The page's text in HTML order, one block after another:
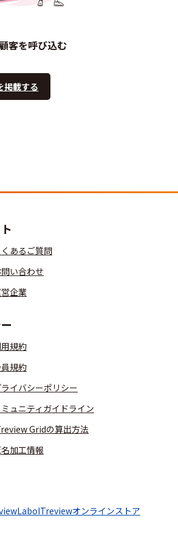
客を呼び込む
掲載する
くあるご質問
問い合わせ
企業
規約
規約
イバシーポリシー
ュニティガイドライン
Gridの算出方法
加工情報
ITreviewオンラインストア